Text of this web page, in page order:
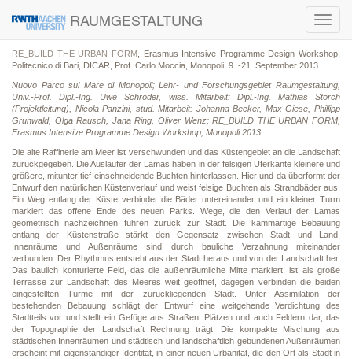
RAUMGESTALTUNG
RE_BUILD THE URBAN FORM, Erasmus Intensive Programme Design Workshop,
Politecnico di Bari, DICAR, Prof. Carlo Moccia, Monopoli, 9. -21. September 2013
Nuovo Parco sul Mare di Monopoli; Lehr- und Forschungsgebiet Raumgestaltung,
Univ.-Prof. Dipl.-Ing. Uwe Schröder, wiss. Mitarbeit: Dipl.-Ing. Mathias Storch
(Projektleitung), Nicola Panzini, stud. Mitarbeit: Johanna Becker, Max Giese, Phillipp
Grunwald, Olga Rausch, Jana Ring, Oliver Wenz; RE_BUILD THE URBAN FORM,
Erasmus Intensive Programme Design Workshop, Monopoli 2013.
Die alte Raffinerie am Meer ist verschwunden und das Küstengebiet an die Landschaft
zurückgegeben. Die Ausläufer der Lamas haben in der felsigen Uferkante kleinere und
größere, mitunter tief einschneidende Buchten hinterlassen. Hier und da überformt der
Entwurf den natürlichen Küstenverlauf und weist felsige Buchten als Strandbäder aus.
Ein Weg entlang der Küste verbindet die Bäder untereinander und ein kleiner Turm
markiert das offene Ende des neuen Parks. Wege, die den Verlauf der Lamas
geometrisch nachzeichnen führen zurück zur Stadt. Die kammartige Bebauung
entlang der Küstenstraße stärkt den Gegensatz zwischen Stadt und Land,
Innenräume und Außenräume sind durch bauliche Verzahnung miteinander
verbunden. Der Rhythmus entsteht aus der Stadt heraus und von der Landschaft her.
Das baulich konturierte Feld, das die außenräumliche Mitte markiert, ist als große
Terrasse zur Landschaft des Meeres weit geöffnet, dagegen verbinden die beiden
eingestellten Türme mit der zurückliegenden Stadt. Unter Assimilation der
bestehenden Bebauung schlägt der Entwurf eine weitgehende Verdichtung des
Stadtteils vor und stellt ein Gefüge aus Straßen, Plätzen und auch Feldern dar, das
der Topographie der Landschaft Rechnung trägt. Die kompakte Mischung aus
städtischen Innenräumen und städtisch und landschaftlich gebundenen Außenräumen
erscheint mit eigenständiger Identität, in einer neuen Urbanität, die den Ort als Stadt in